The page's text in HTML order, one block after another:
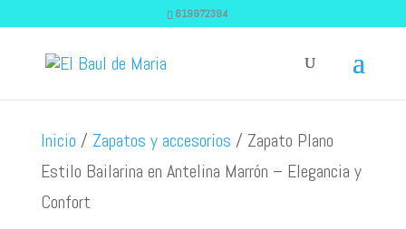
619972394
Inicio / Zapatos y accesorios / Zapato Plano
Estilo Bailarina en Antelina Marrón – Elegancia y
Confort